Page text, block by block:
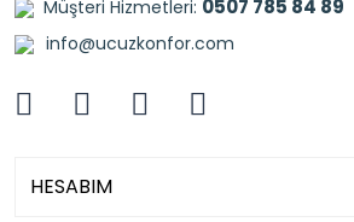
Müşteri Hizmetleri: 0507 785 84 89
info@ucuzkonfor.com
HESABIM